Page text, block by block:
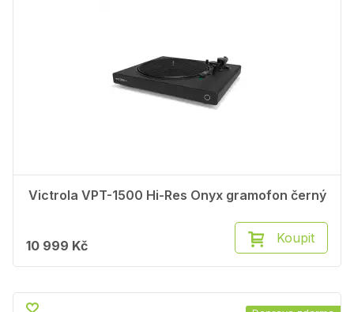
Victrola VPT-1500 Hi-Res Onyx gramofon černý
10 999 Kč Koupit